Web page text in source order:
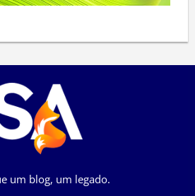
um blog, um legado.